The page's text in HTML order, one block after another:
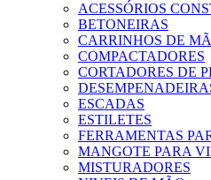
ACESSÓRIOS
BETONEIRAS
CARRINHOS DE
COMPACTADORES
CORTADORES DE
ESCADAS
ESTILETES
FERRAMENTAS
MANGOTE PARA
MISTURADORES